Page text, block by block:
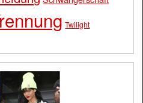
Twilight